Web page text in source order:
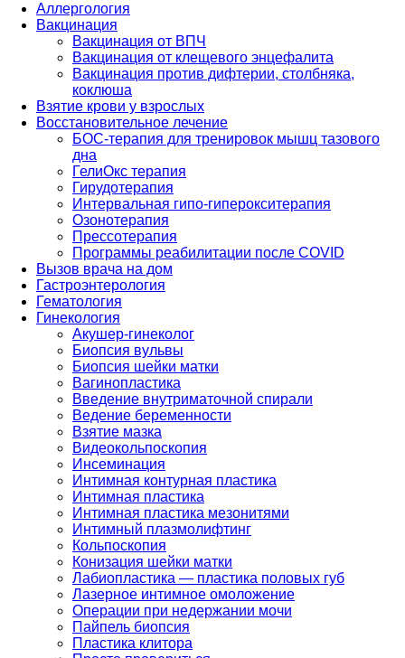
Аллергология
Вакцинация
Вакцинация от ВПЧ
Вакцинация от клещевого энцефалита
Вакцинация против дифтерии, столбняка,
коклюша
Взятие крови у взрослых
Восстановительное лечение
БОС-терапия для тренировок мышц тазового
дна
ГелиОкс терапия
Гирудотерапия
Интервальная гипо-гиперокситерапия
Озонотерапия
Прессотерапия
Программы реабилитации после СOVID
Вызов врача на дом
Гастроэнтерология
Гематология
Гинекология
Акушер-гинеколог
Биопсия вульвы
Биопсия шейки матки
Вагинопластика
Введение внутриматочной спирали
Ведение беременности
Взятие мазка
Видеокольпоскопия
Инсеминация
Интимная контурная пластика
Интимная пластика
Интимная пластика мезонитями
Интимный плазмолифтинг
Кольпоскопия
Конизация шейки матки
Лабиопластика — пластика половых губ
Лазерное интимное омоложение
Операции при недержании мочи
Пайпель биопсия
Пластика клитора